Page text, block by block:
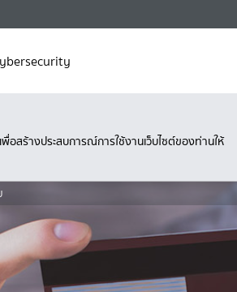
อสร้างประสบการณ์การใช้งานเว็บไซต์ของท่านให้